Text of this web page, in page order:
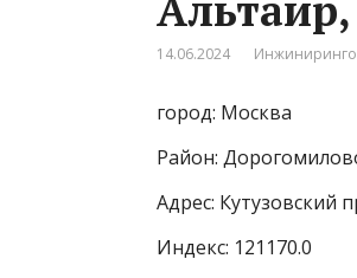
14.06.2024
город: Москва
Район:
Адрес: Кутузовский
Индекс: 121170.0